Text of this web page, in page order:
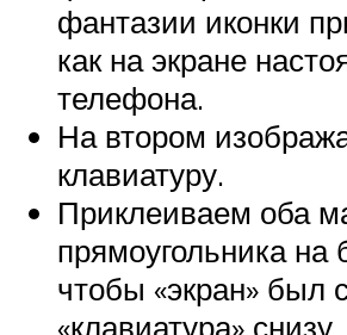
фантазии иконки
как на экране
телефона.
На втором
клавиатуру.
Приклеиваем оба
прямоугольника на
чтобы «экран» был
«клавиатура» снизу.